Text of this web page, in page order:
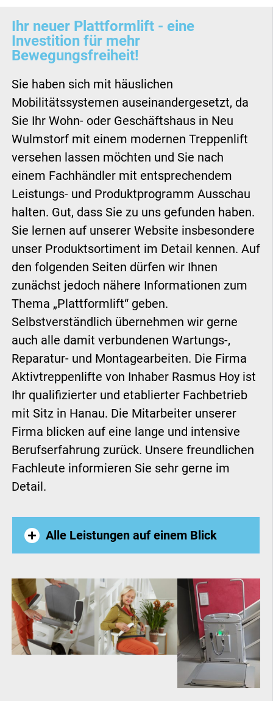
Ihr neuer Plattformlift - eine
Investition für mehr
Bewegungsfreiheit!
Sie haben sich mit häuslichen
Mobilitätssystemen auseinandergesetzt, da
Sie Ihr Wohn- oder Geschäftshaus in Neu
Wulmstorf mit einem modernen Treppenlift
versehen lassen möchten und Sie nach
einem Fachhändler mit entsprechendem
Leistungs- und Produktprogramm Ausschau
halten. Gut, dass Sie zu uns gefunden haben.
Sie lernen auf unserer Website insbesondere
unser Produktsortiment im Detail kennen. Auf
den folgenden Seiten dürfen wir Ihnen
zunächst jedoch nähere Informationen zum
Thema „Plattformlift“ geben.
Selbstverständlich übernehmen wir gerne
auch alle damit verbundenen Wartungs-,
Reparatur- und Montagearbeiten. Die Firma
Aktivtreppenlifte von Inhaber Rasmus Hoy ist
Ihr qualifizierter und etablierter Fachbetrieb
mit Sitz in Hanau. Die Mitarbeiter unserer
Firma blicken auf eine lange und intensive
Berufserfahrung zurück. Unsere freundlichen
Fachleute informieren Sie sehr gerne im
Detail.
Alle Leistungen auf einem Blick
Außenlift
Homelift
Hublift